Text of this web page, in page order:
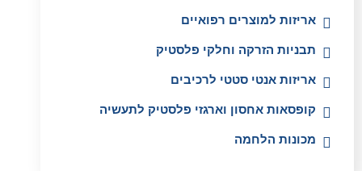
אריזות למוצרים רפואיים
תבניות הזרקה וחלקי פלסטיק
אריזות אנטי סטטי לרכיבים
קופסאות אחסון וארגזי פלסטיק לתעשיה
מכונות הלחמה